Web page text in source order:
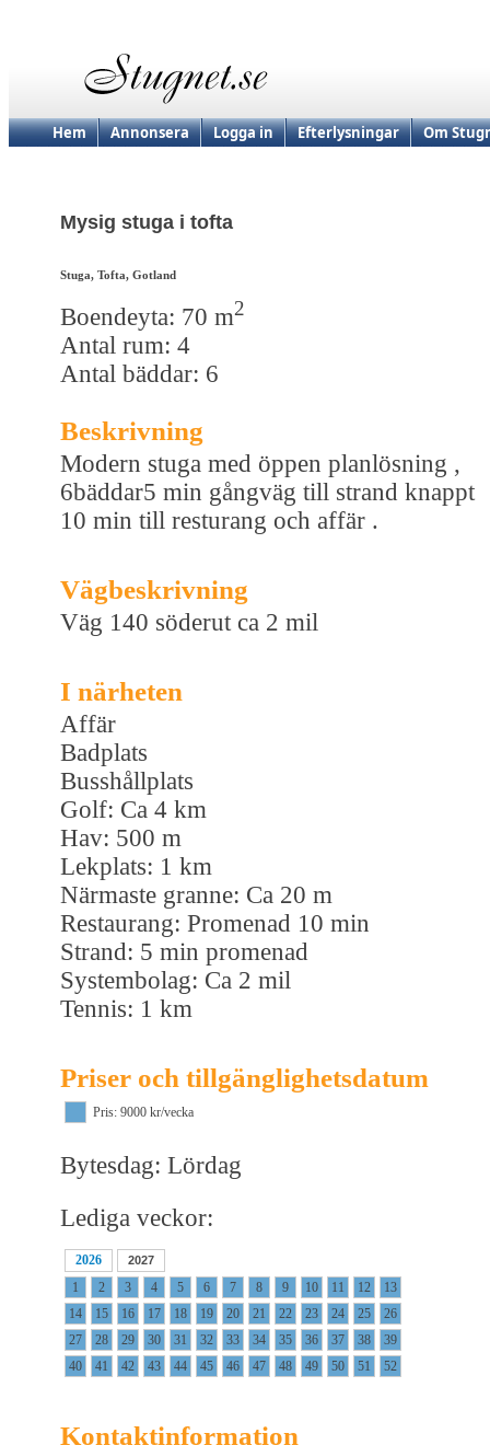
Hem Annonsera Logga in Efterlysningar Om
Mysig stuga i tofta
Stuga, Tofta, Gotland
Boendeyta: 70 m2
Antal rum: 4
Antal bäddar: 6
Beskrivning
Modern stuga med öppen planlösning ,
6bäddar5 min gångväg till strand knappt
10 min till resturang och affär .
Vägbeskrivning
Väg 140 söderut ca 2 mil
I närheten
Affär
Badplats
Busshållplats
Golf: Ca 4 km
Hav: 500 m
Lekplats: 1 km
Närmaste granne: Ca 20 m
Restaurang: Promenad 10 min
Strand: 5 min promenad
Systembolag: Ca 2 mil
Tennis: 1 km
Priser och tillgänglighetsdatum
Pris: 9000 kr/vecka
Bytesdag: Lördag
Lediga veckor:
2026 2027
1 2 3 4 5 6 7 8 9 10 11 12
13
14
15 16 17 18 19 20 21 22 23 24 25
26
27
28 29 30 31 32 33 34 35 36 37 38
39
40
41 42 43 44 45 46 47 48 49 50 51 52
Kontaktinformation